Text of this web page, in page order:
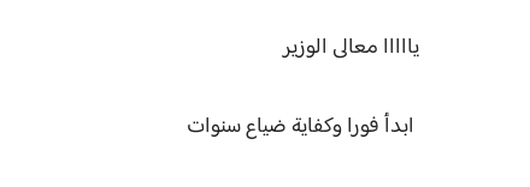
يااااا معالى الوزير
ابدأ فورا وكفاية ضياع سنوات